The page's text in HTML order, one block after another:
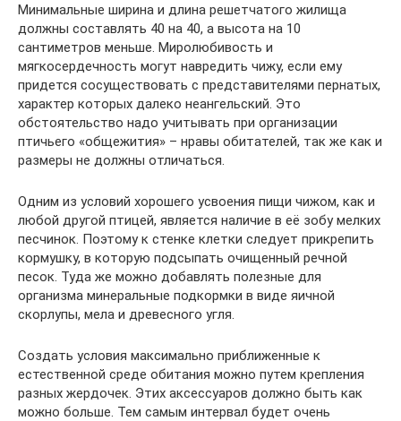
Минимальные ширина и длина решетчатого жилища
должны составлять 40 на 40, а высота на 10
сантиметров меньше. Миролюбивость и
мягкосердечность могут навредить чижу, если ему
придется сосуществовать с представителями пернатых,
характер которых далеко неангельский. Это
обстоятельство надо учитывать при организации
птичьего «общежития» – нравы обитателей, так же как и
размеры не должны отличаться.
Одним из условий хорошего усвоения пищи чижом, как и
любой другой птицей, является наличие в её зобу мелких
песчинок. Поэтому к стенке клетки следует прикрепить
кормушку, в которую подсыпать очищенный речной
песок. Туда же можно добавлять полезные для
организма минеральные подкормки в виде яичной
скорлупы, мела и древесного угля.
Создать условия максимально приближенные к
естественной среде обитания можно путем крепления
разных жердочек. Этих аксессуаров должно быть как
можно больше. Тем самым интервал будет очень